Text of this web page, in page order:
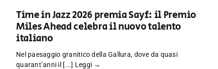
Time in Jazz 2026 premia Sayf: il Premio
Miles Ahead celebra il nuovo talento
italiano
Nel paesaggio granitico della Gallura, dove da quasi
quarant’anni il [...] Leggi →